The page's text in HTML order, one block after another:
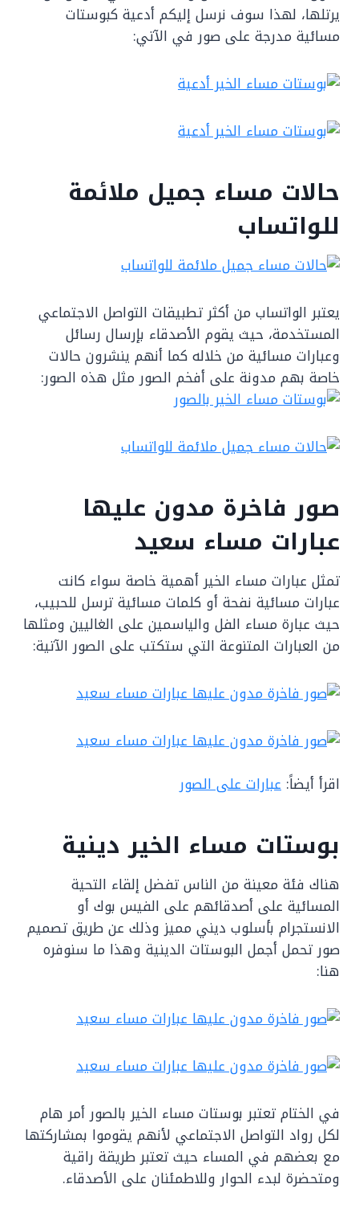
يرتلها، لهذا سوف نرسل إليكم أدعية كبوستات
مسائية مدرجة على صور في الآتي:
حالات مساء جميل ملائمة
للواتساب
يعتبر الواتساب من أكثر تطبيقات التواصل الاجتماعي
المستخدمة، حيث يقوم الأصدقاء بإرسال رسائل
وعبارات مسائية من خلاله كما أنهم ينشرون حالات
خاصة بهم مدونة على أفخم الصور مثل هذه الصور:
صور فاخرة مدون عليها
عبارات مساء سعيد
تمثل عبارات مساء الخير أهمية خاصة سواء كانت
عبارات مسائية نفحة أو كلمات مسائية ترسل للحبيب،
حيث عبارة مساء الفل والياسمين على الغاليين ومثلها
من العبارات المتنوعة التي ستكتب على الصور الآتية:
اقرأ أيضاً: عبارات على الصور
بوستات مساء الخير دينية
هناك فئة معينة من الناس تفضل إلقاء التحية
المسائية على أصدقائهم على الفيس بوك أو
الانستجرام بأسلوب ديني مميز وذلك عن طريق تصميم
صور تحمل أجمل البوستات الدينية وهذا ما سنوفره
هنا:
في الختام تعتبر بوستات مساء الخير بالصور أمر هام
لكل رواد التواصل الاجتماعي لأنهم يقوموا بمشاركتها
مع بعضهم في المساء حيث تعتبر طريقة راقية
ومتحضرة لبدء الحوار وللاطمئنان على الأصدقاء.